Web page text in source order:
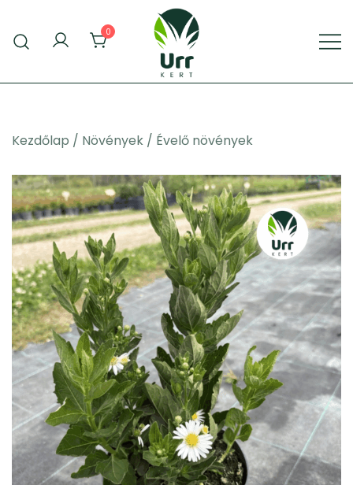
content
0
Kezdőlap / Növények / Évelő növények